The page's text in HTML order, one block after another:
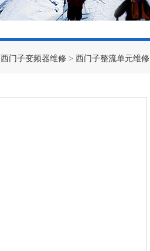
西门子变频器维修 > 西门子整流单元维修